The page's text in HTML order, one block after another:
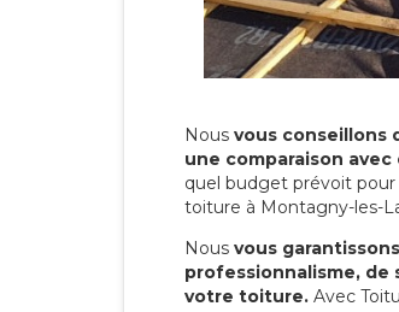
Nous vous conseillons
une comparaison
quel budget prévoit
toiture à Montagny-les-
Nous vous
professionnalisme,
votre toiture. Avec